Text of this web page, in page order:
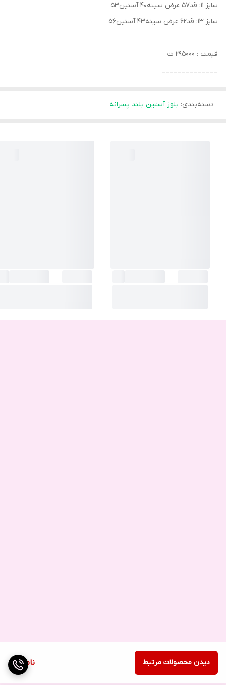
ناموجود دیدن محصولات مرتبط
سایز ۱۱: قد۵۷ عرض سینه۴۰ آستین۵۳
سایز ۱۳: قد۶۲ عرض سینه۴۳ آستین۵۶
قیمت : ۲۹۵۰۰۰ ت
______________
دسته‌بندی: بلوز آستین بلند پسرانه